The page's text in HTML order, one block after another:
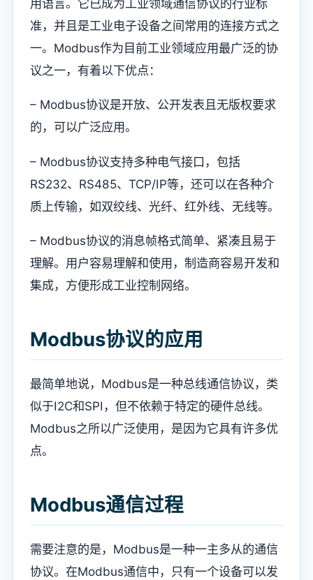
用语言。它已成为工业领域通信协议的行业标
准，并且是工业电子设备之间常用的连接方式之
一。Modbus作为目前工业领域应用最广泛的协
议之一，有着以下优点：
– Modbus协议是开放、公开发表且无版权要求
的，可以广泛应用。
– Modbus协议支持多种电气接口，包括
RS232、RS485、TCP/IP等，还可以在各种介
质上传输，如双绞线、光纤、红外线、无线等。
– Modbus协议的消息帧格式简单、紧凑且易于
理解。用户容易理解和使用，制造商容易开发和
集成，方便形成工业控制网络。
Modbus协议的应用
最简单地说，Modbus是一种总线通信协议，类
似于I2C和SPI，但不依赖于特定的硬件总线。
Modbus之所以广泛使用，是因为它具有许多优
点。
Modbus通信过程
需要注意的是，Modbus是一种一主多从的通信
协议。在Modbus通信中，只有一个设备可以发